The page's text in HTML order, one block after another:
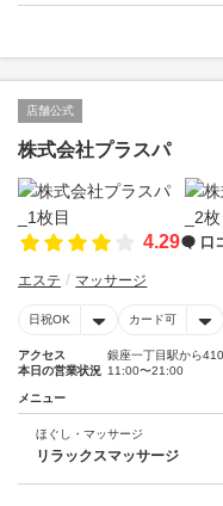
店舗公式
株式会社プラスパ
4.29 口
エステ マッサージ
日祝OK カード可
アクセス
銀座一丁目駅から
本日の営業状況 11:00〜21:00
メニュー
ほぐし・マッサージ
リラックスマッサージ